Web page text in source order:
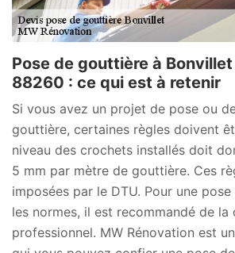
Pose de gouttière à
88260 : ce qui est à retenir
Si vous avez un projet de pose ou
gouttière, certaines règles doivent
niveau des crochets installés doit
5 mm par mètre de gouttière. Ces
imposées par le DTU. Pour une
les normes, il est recommandé de la
professionnel. MW Rénovation est